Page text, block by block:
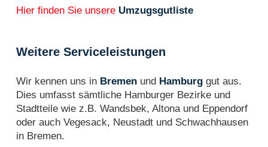
Hier finden Sie unsere Umzugsgutliste
Weitere Serviceleistungen
Wir kennen uns in Bremen und Hamburg gut aus.
Dies umfasst sämtliche Hamburger Bezirke und
Stadtteile wie z.B. Wandsbek, Altona und Eppendorf
oder auch Vegesack, Neustadt und Schwachhausen
in Bremen.